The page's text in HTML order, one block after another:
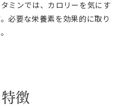
ミンでは、カロリーを気にす
必要な栄養素を効果的に取り
特徴